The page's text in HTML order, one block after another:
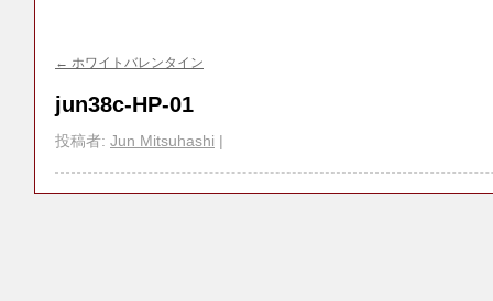
← ホワイトバレンタイン
jun38c-HP-01
投稿者: Jun Mitsuhashi |